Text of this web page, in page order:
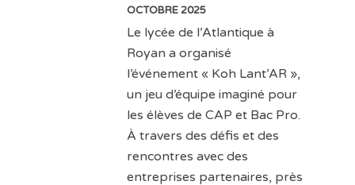
OCTOBRE 2025
Le lycée de l’Atlantique à
Royan a organisé
l’événement « Koh Lant’AR »,
un jeu d’équipe imaginé pour
les élèves de CAP et Bac Pro.
À travers des défis et des
rencontres avec des
entreprises partenaires, près